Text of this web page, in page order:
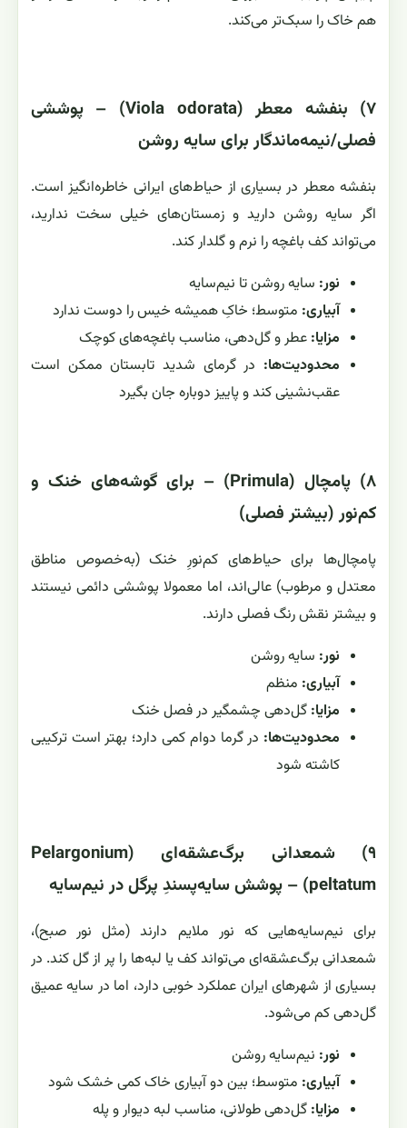
هم خاک را سبک‌تر می‌کند.
۷) بنفشه معطر (Viola odorata) – پوششی
فصلی/نیمه‌ماندگار برای سایه روشن
بنفشه معطر در بسیاری از حیاط‌های ایرانی خاطره‌انگیز است.
اگر سایه روشن دارید و زمستان‌های خیلی سخت ندارید،
می‌تواند کف باغچه را نرم و گلدار کند.
نور: سایه روشن تا نیم‌سایه
آبیاری: متوسط؛ خاکِ همیشه خیس را دوست ندارد
مزایا: عطر و گل‌دهی، مناسب باغچه‌های کوچک
محدودیت‌ها: در گرمای شدید تابستان ممکن است
عقب‌نشینی کند و پاییز دوباره جان بگیرد
۸) پامچال (Primula) – برای گوشه‌های خنک و
کم‌نور (بیشتر فصلی)
پامچال‌ها برای حیاط‌های کم‌نورِ خنک (به‌خصوص مناطق
معتدل و مرطوب) عالی‌اند، اما معمولا پوششی دائمی نیستند
و بیشتر نقش رنگ فصلی دارند.
نور: سایه روشن
آبیاری: منظم
مزایا: گل‌دهی چشمگیر در فصل خنک
محدودیت‌ها: در گرما دوام کمی دارد؛ بهتر است ترکیبی
کاشته شود
۹) شمعدانی برگ‌عشقه‌ای (Pelargonium
peltatum) – پوشش سایه‌پسندِ پرگل در نیم‌سایه
برای نیم‌سایه‌هایی که نور ملایم دارند (مثل نور صبح)،
شمعدانی برگ‌عشقه‌ای می‌تواند کف یا لبه‌ها را پر از گل کند. در
بسیاری از شهرهای ایران عملکرد خوبی دارد، اما در سایه عمیق
گل‌دهی کم می‌شود.
نور: نیم‌سایه روشن
آبیاری: متوسط؛ بین دو آبیاری خاک کمی خشک شود
مزایا: گل‌دهی طولانی، مناسب لبه دیوار و پله